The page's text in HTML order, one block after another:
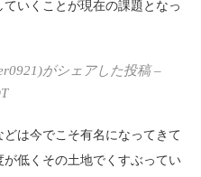
いくことが現在の課題となっ
がシェアした投稿 –
は今でこそ有名になってきて
低くその土地でくすぶってい